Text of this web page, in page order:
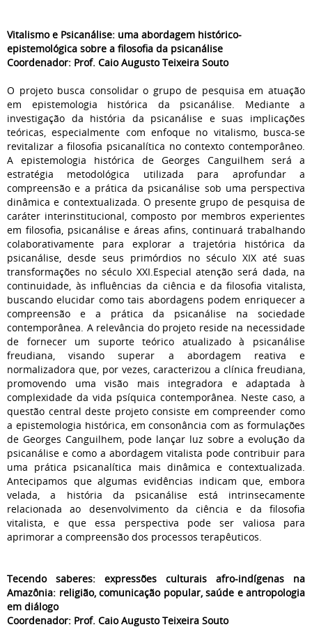
Vitalismo e Psicanálise: uma abordagem histórico-
epistemológica sobre a filosofia da psicanálise
Coordenador: Prof. Caio Augusto Teixeira Souto
O projeto busca consolidar o grupo de pesquisa em atuação
em epistemologia histórica da psicanálise. Mediante a
investigação da história da psicanálise e suas implicações
teóricas, especialmente com enfoque no vitalismo, busca-se
revitalizar a filosofia psicanalítica no contexto contemporâneo.
A epistemologia histórica de Georges Canguilhem será a
estratégia metodológica utilizada para aprofundar a
compreensão e a prática da psicanálise sob uma perspectiva
dinâmica e contextualizada. O presente grupo de pesquisa de
caráter interinstitucional, composto por membros experientes
em filosofia, psicanálise e áreas afins, continuará trabalhando
colaborativamente para explorar a trajetória histórica da
psicanálise, desde seus primórdios no século XIX até suas
transformações no século XXI.Especial atenção será dada, na
continuidade, às influências da ciência e da filosofia vitalista,
buscando elucidar como tais abordagens podem enriquecer a
compreensão e a prática da psicanálise na sociedade
contemporânea. A relevância do projeto reside na necessidade
de fornecer um suporte teórico atualizado à psicanálise
freudiana, visando superar a abordagem reativa e
normalizadora que, por vezes, caracterizou a clínica freudiana,
promovendo uma visão mais integradora e adaptada à
complexidade da vida psíquica contemporânea. Neste caso, a
questão central deste projeto consiste em compreender como
a epistemologia histórica, em consonância com as formulações
de Georges Canguilhem, pode lançar luz sobre a evolução da
psicanálise e como a abordagem vitalista pode contribuir para
uma prática psicanalítica mais dinâmica e contextualizada.
Antecipamos que algumas evidências indicam que, embora
velada, a história da psicanálise está intrinsecamente
relacionada ao desenvolvimento da ciência e da filosofia
vitalista, e que essa perspectiva pode ser valiosa para
aprimorar a compreensão dos processos terapêuticos.
Tecendo saberes: expressões culturais afro-indígenas na
Amazônia: religião, comunicação popular, saúde e antropologia
em diálogo
Coordenador: Prof. Caio Augusto Teixeira Souto